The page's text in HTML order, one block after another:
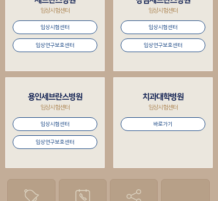
임상시험센터
임상시험센터
임상연구보호센터
임상시험센터
임상시험센터
임상연구보호센터
용인세브란스병원
임상시험센터
임상시험센터
임상연구보호센터
치과대학병원
임상시험센터
바로가기